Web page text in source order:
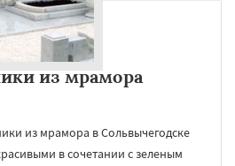
из мрамора
из мрамора в Сольвычегодске
в сочетании с зеленым